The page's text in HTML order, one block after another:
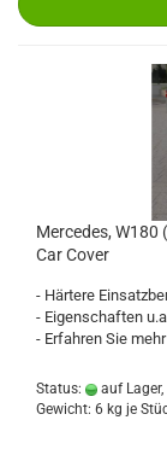
Mercedes,
Car Cover
- Härtere
- Eigenschaften
- Erfahren Sie
Status: auf Lager,
Gewicht: 6 kg je